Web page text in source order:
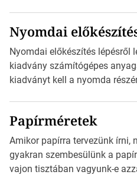
telepíthet egy QR-kód-
és dekódolni képes az URL-
telefon böngészőjét a cég
beolvasása után a
Nyomdai
Nyomdai előkészítés lépésről
kiadvány számítógépes
kiadványt kell a nyomda
Illustratorban készült
konzultáljunk a nyomdával,
előkészítést!Nehogy az
hogy valamit másképp
Papírméretek
Amikor papírra tervezünk írni,
gyakran szembesülünk a
vajon tisztában vagyunk-e